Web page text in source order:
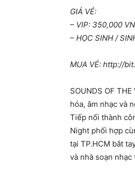
GIÁ VÉ:
– VIP: 350,000
– HỌC SINH /
MUA VÉ: http://
SOUNDS OF
hóa, âm nhạc và
Tiếp nối thành
Night phối hợp
tại TP.HCM bắt
và nhà soạn nhạc